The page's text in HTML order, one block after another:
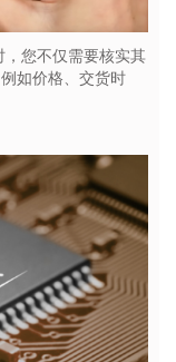
，您不仅需要核实其
如价格、交货时